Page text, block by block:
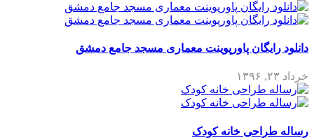
دانلود رایگان پاورپوینت معماری مسجد جامع دمشق
خرداد ۲۳, ۱۳۹۶
رساله طراحی خانه کودک